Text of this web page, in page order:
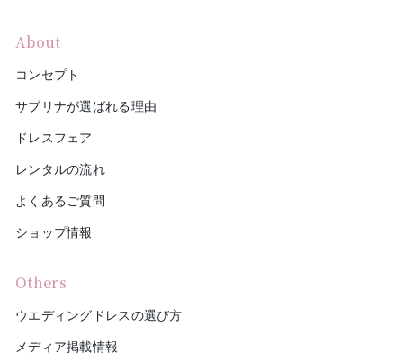
About
コンセプト
サブリナが選ばれる理由
ドレスフェア
レンタルの流れ
よくあるご質問
ショップ情報
Others
ウエディングドレスの選び方
メディア掲載情報